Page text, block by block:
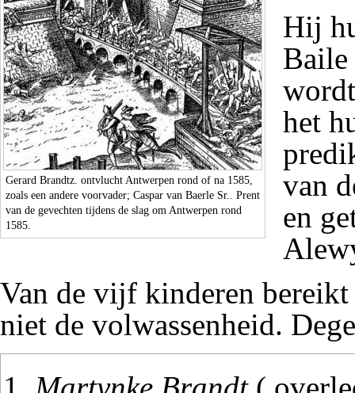
Gerard Brandtz. ontvlucht Antwerpen rond of na 1585,
zoals een andere voorvader; Caspar van Baerle Sr.
. Prent
van de gevechten tijdens de slag om Antwerpen rond
1585.
Hij
het
van
en
Van de vijf kinderen
niet de volwassenheid.